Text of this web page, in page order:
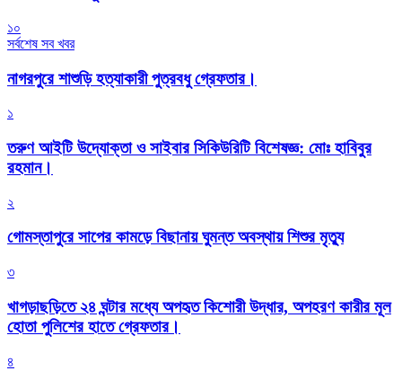
১০
সর্বশেষ সব খবর
নাগরপুরে শাশুড়ি হত্যাকারী পুত্রবধু গ্রেফতার।
১
তরুণ আইটি উদ্যোক্তা ও সাইবার সিকিউরিটি বিশেষজ্ঞ: মোঃ হাবিবুর
রহমান।
২
গোমস্তাপুরে সাপের কামড়ে বিছানায় ঘুমন্ত অবস্থায় শিশুর মৃত্যু
৩
খাগড়াছড়িতে ২৪ ঘন্টার মধ্যে অপহৃত কিশোরী উদ্ধার, অপহরণ কারীর মূল
হোতা পুলিশের হাতে গ্রেফতার।
৪